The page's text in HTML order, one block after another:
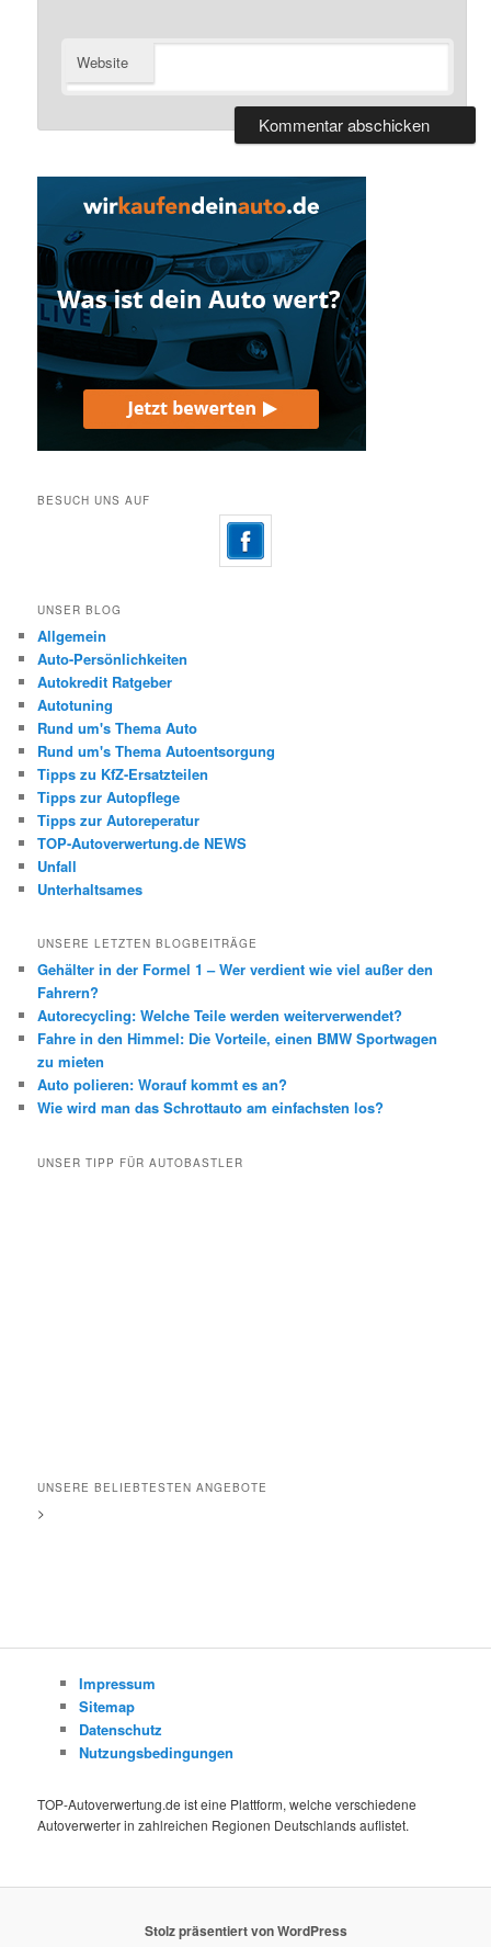
Website
BESUCH UNS AUF
UNSER BLOG
Allgemein
Auto-Persönlichkeiten
Autokredit Ratgeber
Autotuning
Rund um's Thema Auto
Rund um's Thema Autoentsorgung
Tipps zu KfZ-Ersatzteilen
Tipps zur Autopflege
Tipps zur Autoreperatur
TOP-Autoverwertung.de NEWS
Unfall
Unterhaltsames
UNSERE LETZTEN BLOGBEITRÄGE
Gehälter in der Formel 1 – Wer verdient wie viel außer den
Fahrern?
Autorecycling: Welche Teile werden weiterverwendet?
Fahre in den Himmel: Die Vorteile, einen BMW Sportwagen
zu mieten
Auto polieren: Worauf kommt es an?
Wie wird man das Schrottauto am einfachsten los?
UNSER TIPP FÜR AUTOBASTLER
UNSERE BELIEBTESTEN ANGEBOTE
>
Impressum
Sitemap
Datenschutz
Nutzungsbedingungen
TOP-Autoverwertung.de ist eine Plattform, welche verschiedene
Autoverwerter in zahlreichen Regionen Deutschlands auflistet.
Stolz präsentiert von WordPress